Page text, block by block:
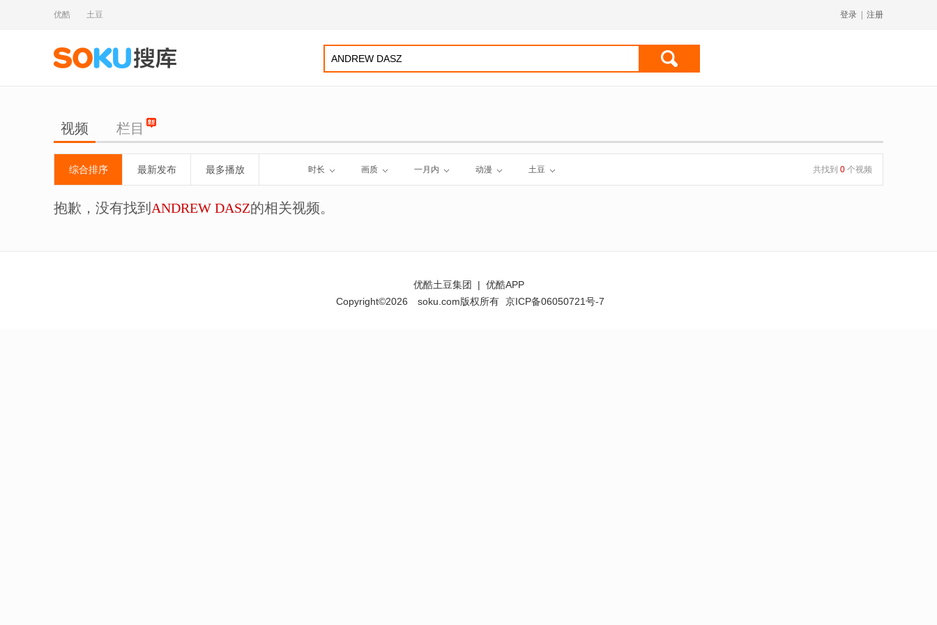
优酷 土豆 登录 注册
视频 栏目
综合排序 最新发布 最多播放 时长 画质 一月内 动漫 土豆 共找到 0 个视频
抱歉，没有找到 ANDREW DASZ的相关视频。
优酷土豆集团 | 优酷APP
Copyright©2026
soku.com版权所有 京ICP备06050721号-7